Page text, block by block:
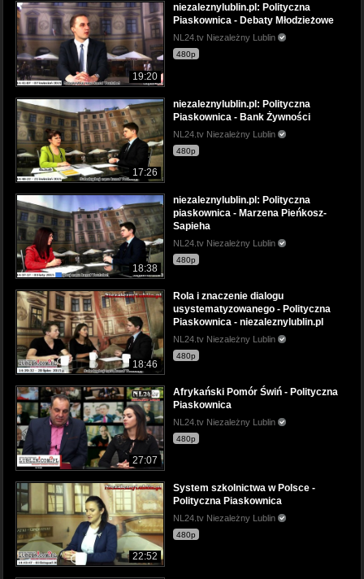
19:20
niezaleznylublin.pl: Polityczna
Piaskownica - Debaty Młodzieżowe
NL24.tv Niezależny Lublin
480p
17:26
niezaleznylublin.pl: Polityczna
Piaskownica - Bank Żywności
NL24.tv Niezależny Lublin
480p
18:38
niezaleznylublin.pl: Polityczna
piaskownica - Marzena Pieńkosz-
Sapieha
NL24.tv Niezależny Lublin
480p
18:46
Rola i znaczenie dialogu
usystematyzowanego - Polityczna
Piaskownica - niezaleznylublin.pl
NL24.tv Niezależny Lublin
480p
27:07
Afrykański Pomór Świń - Polityczna
Piaskownica
NL24.tv Niezależny Lublin
480p
22:52
System szkolnictwa w Polsce -
Polityczna Piaskownica
NL24.tv Niezależny Lublin
480p